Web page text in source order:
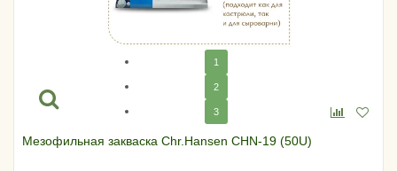
1
2
3
Мезофильная закваска Chr.Hansen CHN-19 (50U)